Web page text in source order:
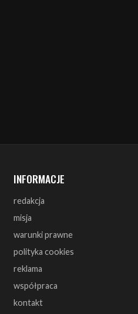
INFORMACJE
redakcja
misja
warunki prawne
polityka cookies
reklama
współpraca
kontakt